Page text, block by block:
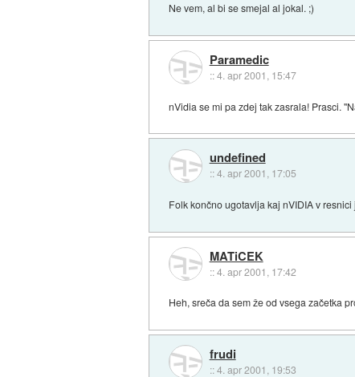
Ne vem, al bi se smejal al jokal. ;)
Paramedic
::4. apr 2001, 15:47
nVidia se mi pa zdej tak zasrala! Prasci.
undefined
::4. apr 2001, 17:05
Folk končno ugotavlja kaj nVIDIA v
MATiCEK
::4. apr 2001, 17:42
Heh, sreča da sem že od vsega začetka
frudi
::4. apr 2001, 19:53